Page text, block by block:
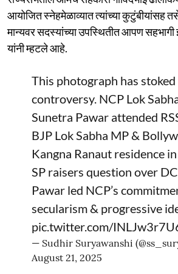
आयोजित स्नेहमेळाव्यात त्यांच्या कुटुंबीयांसह
मान्यवर सदस्यांच्या उपस्थितीत आपण
यांनी म्हटले आहे.
This photograph has
controversy. NCP Lok
Sunetra Pawar attended
BJP Lok Sabha MP &
Kangna Ranaut residence
SP raisers question over
Pawar led NCP’s
secularism & progressive
pic.twitter.com/
— Sudhir Suryawanshi
August 21, 2025